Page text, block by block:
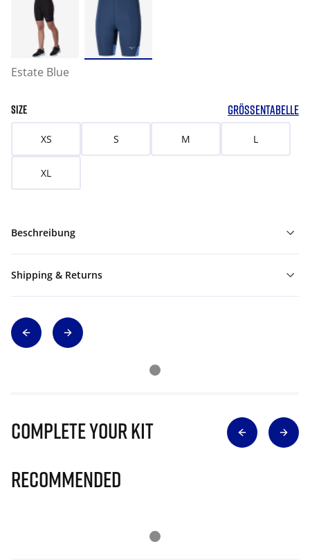
Estate Blue
SIZE GRÖSSENTABELLE
XS S M L
XL
Beschreibung
Shipping & Returns
Complete Your Kit
Recommended